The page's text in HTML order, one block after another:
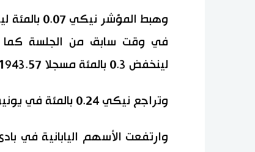
في وقت سابق من الجلسة كما
لينخفض 0.3 بالمئة مسجلا 1943.57 نقطة.
وتراجع نيكي 0.24 بالمئة في يونيو حزيران في حين ارتفع توبكس واحدا بالمئة.
وارتفعت الأسهم اليابانية في